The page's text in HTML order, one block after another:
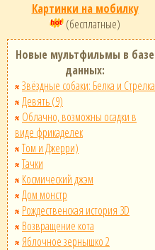
Картинки на мобилку
(бесплатные)
Новые мультфильмы в базе
данных:
Звёздные собаки: Белка и Стрелка
Девять (9)
Облачно, возможны осадки в
виде фрикаделек
Том и Джерри)
Тачки
Космический джэм
Дом монстр
Рождественская история 3D
Возвращение кота
Яблочное зернышко 2